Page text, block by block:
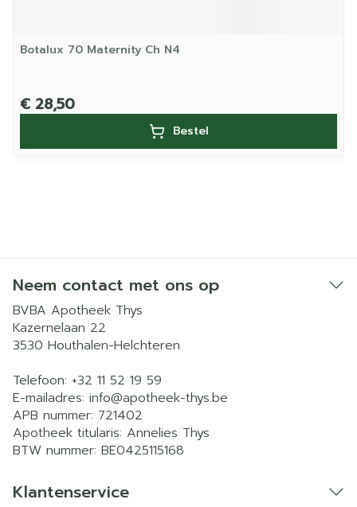
Botalux 70 Maternity Ch N4
€ 28,50
Bestel
Neem contact met ons op
BVBA Apotheek Thys
Kazernelaan 22
3530 Houthalen-Helchteren
Telefoon: +32 11 52 19 59
E-mailadres: info@apotheek-thys.be
APB nummer: 721402
Apotheek titularis: Annelies Thys
BTW nummer: BE0425115168
Klantenservice